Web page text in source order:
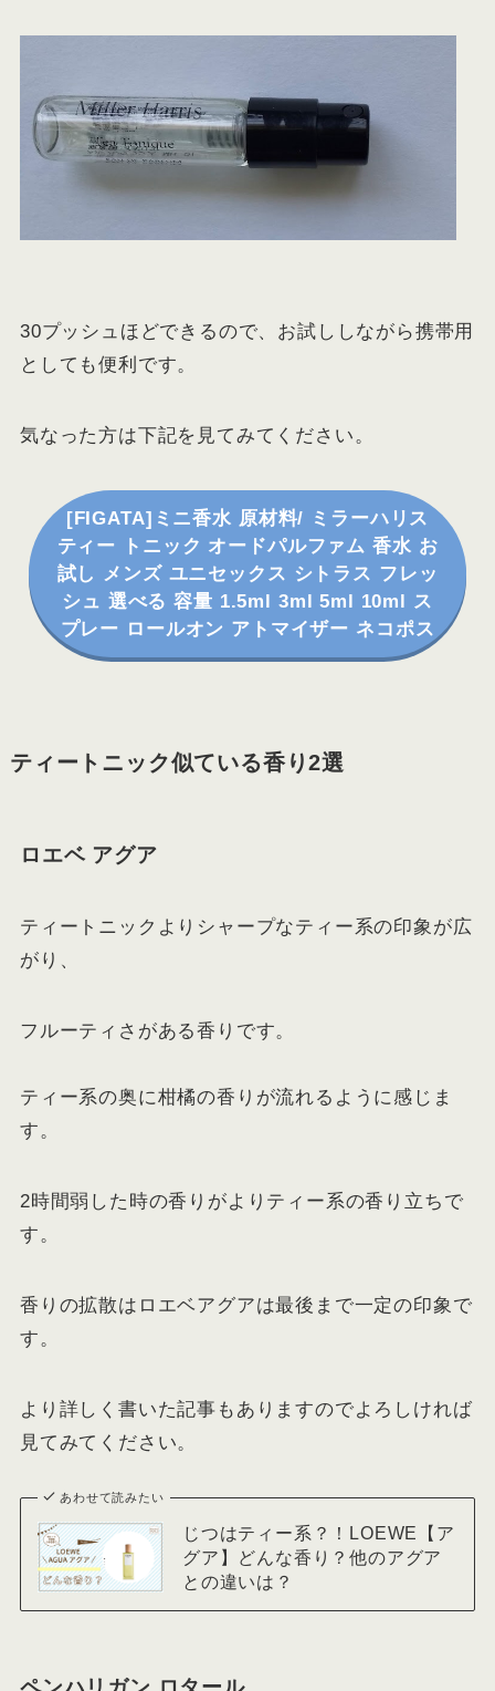
30プッシュほどできるので、お試ししながら携帯用
としても便利です。
気なった方は下記を見てみてください。
[FIGATA]ミニ香水 原材料/ ミラーハリス
ティー トニック オードパルファム 香水 お
試し メンズ ユニセックス シトラス フレッ
シュ 選べる 容量 1.5ml 3ml 5ml 10ml ス
プレー ロールオン アトマイザー ネコポス
ティートニック似ている香り2選
ロエベ アグア
ティートニックよりシャープなティー系の印象が広
がり、
フルーティさがある香りです。
ティー系の奥に柑橘の香りが流れるように感じま
す。
2時間弱した時の香りがよりティー系の香り立ちで
す。
香りの拡散はロエベアグアは最後まで一定の印象で
す。
より詳しく書いた記事もありますのでよろしければ
見てみてください。
あわせて読みたい
じつはティー系？！LOEWE【ア
グア】どんな香り？他のアグア
との違いは？